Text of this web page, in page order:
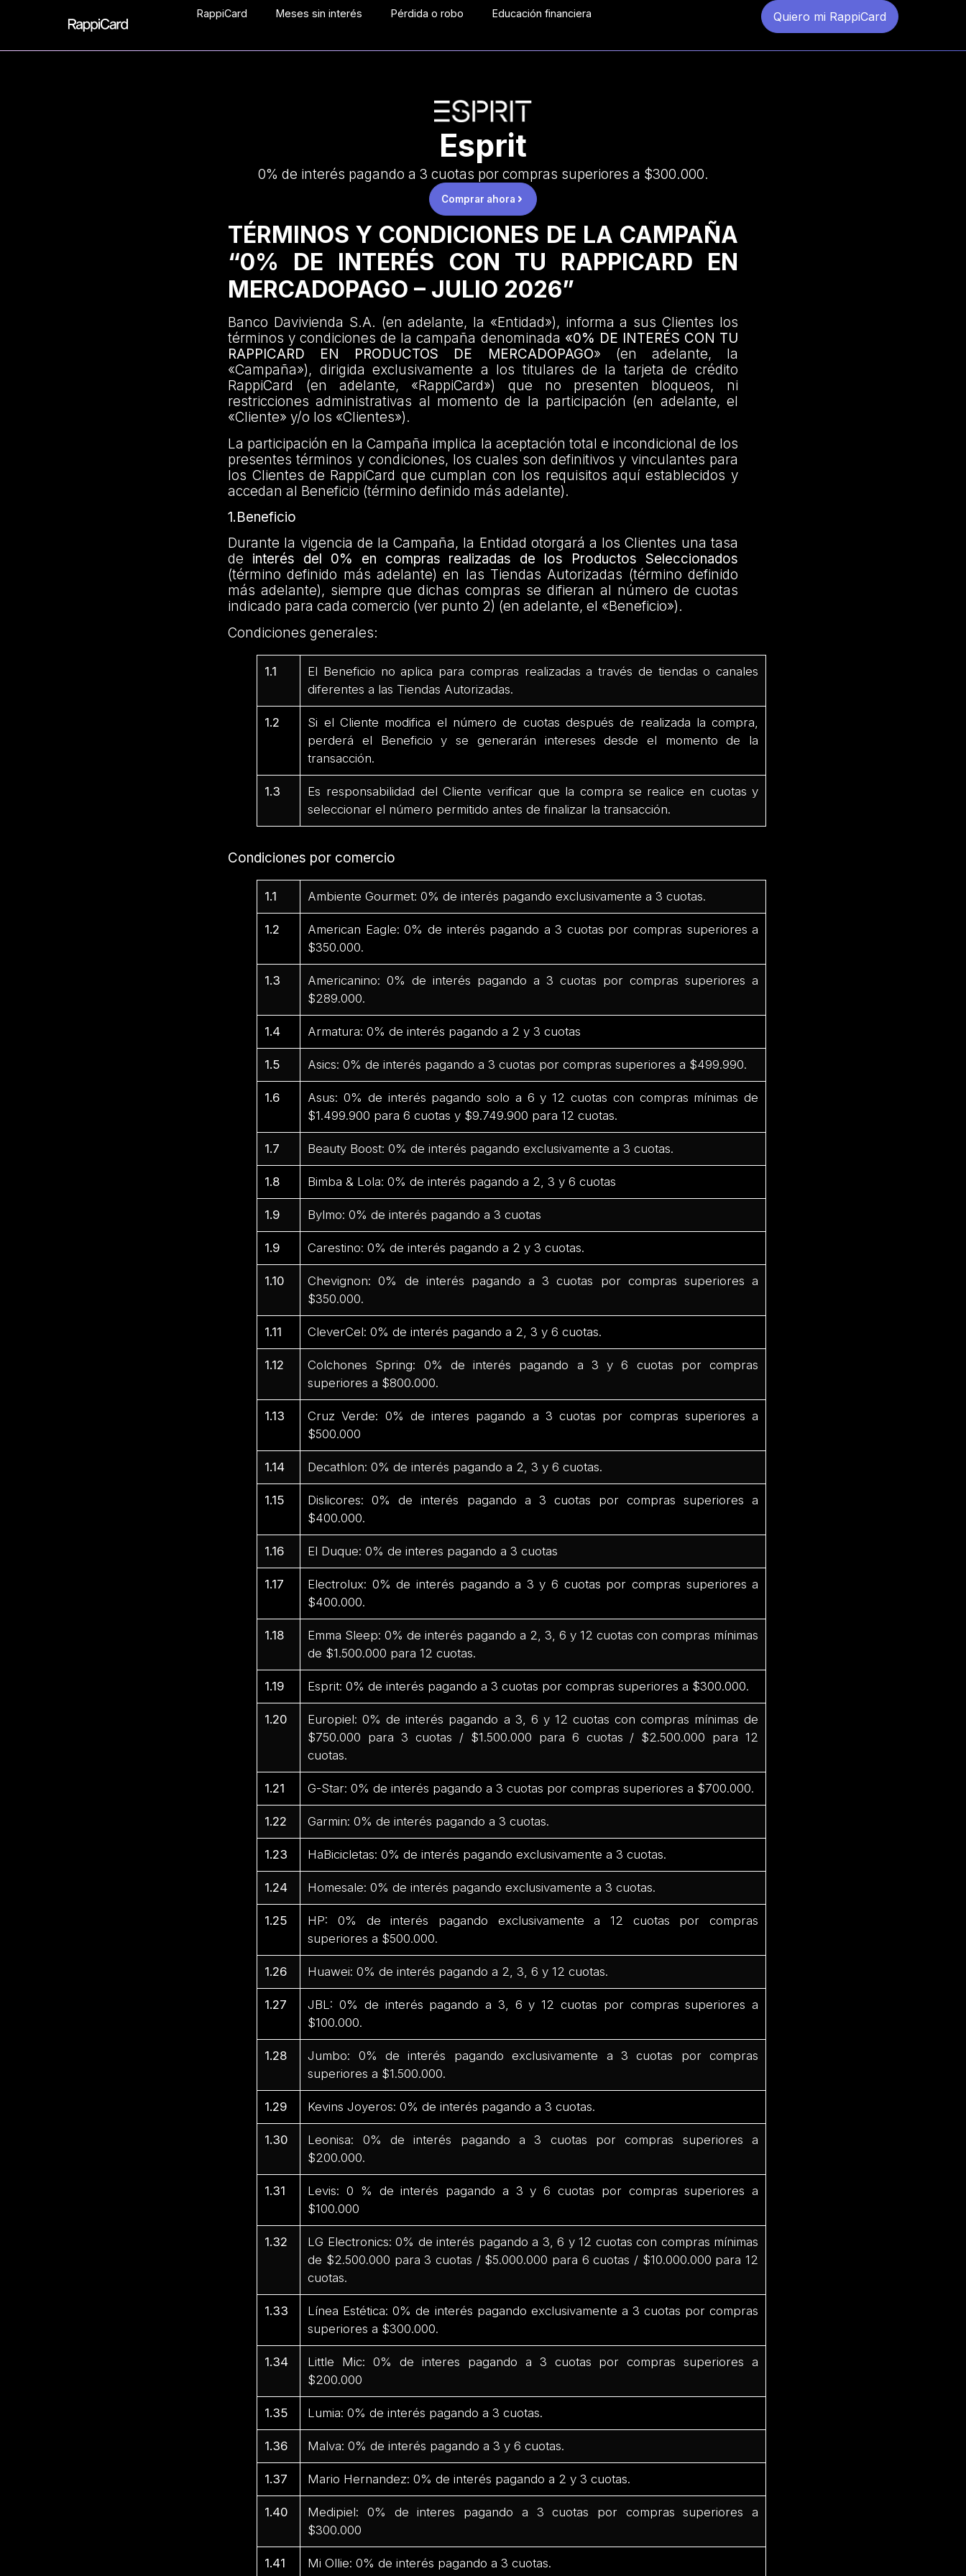
RappiCard Meses sin interés Pérdida o robo Educación financiera Quiero mi RappiCard
Esprit
0% de interés pagando a 3 cuotas por compras superiores a $300.000.
Comprar ahora
TÉRMINOS Y CONDICIONES DE LA CAMPAÑA
“0% DE INTERÉS CON TU RAPPICARD EN
MERCADOPAGO – JULIO 2026”
Banco Davivienda S.A. (en adelante, la «Entidad»), informa a sus Clientes los
términos y condiciones de la campaña denominada «0% DE INTERÉS CON TU
RAPPICARD EN PRODUCTOS DE MERCADOPAGO» (en adelante, la
«Campaña»), dirigida exclusivamente a los titulares de la tarjeta de crédito
RappiCard (en adelante, «RappiCard») que no presenten bloqueos, ni
restricciones administrativas al momento de la participación (en adelante, el
«Cliente» y/o los «Clientes»).
La participación en la Campaña implica la aceptación total e incondicional de los
presentes términos y condiciones, los cuales son definitivos y vinculantes para
los Clientes de RappiCard que cumplan con los requisitos aquí establecidos y
accedan al Beneficio (término definido más adelante).
1.Beneficio
Durante la vigencia de la Campaña, la Entidad otorgará a los Clientes una tasa
de interés del 0% en compras realizadas de los Productos Seleccionados
(término definido más adelante) en las Tiendas Autorizadas (término definido
más adelante), siempre que dichas compras se difieran al número de cuotas
indicado para cada comercio (ver punto 2) (en adelante, el «Beneficio»).
Condiciones generales:
1.1
El Beneficio no aplica para compras realizadas a través de tiendas o canales
diferentes a las Tiendas Autorizadas.
1.2
Si el Cliente modifica el número de cuotas después de realizada la compra,
perderá el Beneficio y se generarán intereses desde el momento de la
transacción.
1.3
Es responsabilidad del Cliente verificar que la compra se realice en cuotas y
seleccionar el número permitido antes de finalizar la transacción.
Condiciones por comercio
1.1 Ambiente Gourmet: 0% de interés pagando exclusivamente a 3 cuotas.
1.2
American Eagle: 0% de interés pagando a 3 cuotas por compras superiores a
$350.000.
1.3
Americanino: 0% de interés pagando a 3 cuotas por compras superiores a
$289.000.
1.4 Armatura: 0% de interés pagando a 2 y 3 cuotas
1.5 Asics: 0% de interés pagando a 3 cuotas por compras superiores a $499.990.
1.6
Asus: 0% de interés pagando solo a 6 y 12 cuotas con compras mínimas de
$1.499.900 para 6 cuotas y $9.749.900 para 12 cuotas.
1.7 Beauty Boost: 0% de interés pagando exclusivamente a 3 cuotas.
1.8 Bimba & Lola: 0% de interés pagando a 2, 3 y 6 cuotas
1.9 Bylmo: 0% de interés pagando a 3 cuotas
1.9 Carestino: 0% de interés pagando a 2 y 3 cuotas.
1.10
Chevignon: 0% de interés pagando a 3 cuotas por compras superiores a
$350.000.
1.11 CleverCel: 0% de interés pagando a 2, 3 y 6 cuotas.
1.12
Colchones Spring: 0% de interés pagando a 3 y 6 cuotas por compras
superiores a $800.000.
1.13
Cruz Verde: 0% de interes pagando a 3 cuotas por compras superiores a
$500.000
1.14 Decathlon: 0% de interés pagando a 2, 3 y 6 cuotas.
1.15
Dislicores: 0% de interés pagando a 3 cuotas por compras superiores a
$400.000.
1.16 El Duque: 0% de interes pagando a 3 cuotas
1.17
Electrolux: 0% de interés pagando a 3 y 6 cuotas por compras superiores a
$400.000.
1.18
Emma Sleep: 0% de interés pagando a 2, 3, 6 y 12 cuotas con compras mínimas
de $1.500.000 para 12 cuotas.
1.19 Esprit: 0% de interés pagando a 3 cuotas por compras superiores a $300.000.
1.20
Europiel: 0% de interés pagando a 3, 6 y 12 cuotas con compras mínimas de
$750.000 para 3 cuotas / $1.500.000 para 6 cuotas / $2.500.000 para 12
cuotas.
1.21 G-Star: 0% de interés pagando a 3 cuotas por compras superiores a $700.000.
1.22 Garmin: 0% de interés pagando a 3 cuotas.
1.23 HaBicicletas: 0% de interés pagando exclusivamente a 3 cuotas.
1.24 Homesale: 0% de interés pagando exclusivamente a 3 cuotas.
1.25
HP: 0% de interés pagando exclusivamente a 12 cuotas por compras
superiores a $500.000.
1.26 Huawei: 0% de interés pagando a 2, 3, 6 y 12 cuotas.
1.27
JBL: 0% de interés pagando a 3, 6 y 12 cuotas por compras superiores a
$100.000.
1.28
Jumbo: 0% de interés pagando exclusivamente a 3 cuotas por compras
superiores a $1.500.000.
1.29 Kevins Joyeros: 0% de interés pagando a 3 cuotas.
1.30
Leonisa: 0% de interés pagando a 3 cuotas por compras superiores a
$200.000.
1.31
Levis: 0 % de interés pagando a 3 y 6 cuotas por compras superiores a
$100.000
1.32
LG Electronics: 0% de interés pagando a 3, 6 y 12 cuotas con compras mínimas
de $2.500.000 para 3 cuotas / $5.000.000 para 6 cuotas / $10.000.000 para 12
cuotas.
1.33
Línea Estética: 0% de interés pagando exclusivamente a 3 cuotas por compras
superiores a $300.000.
1.34
Little Mic: 0% de interes pagando a 3 cuotas por compras superiores a
$200.000
1.35 Lumia: 0% de interés pagando a 3 cuotas.
1.36 Malva: 0% de interés pagando a 3 y 6 cuotas.
1.37 Mario Hernandez: 0% de interés pagando a 2 y 3 cuotas.
1.40
Medipiel: 0% de interes pagando a 3 cuotas por compras superiores a
$300.000
1.41 Mi Ollie: 0% de interés pagando a 3 cuotas.